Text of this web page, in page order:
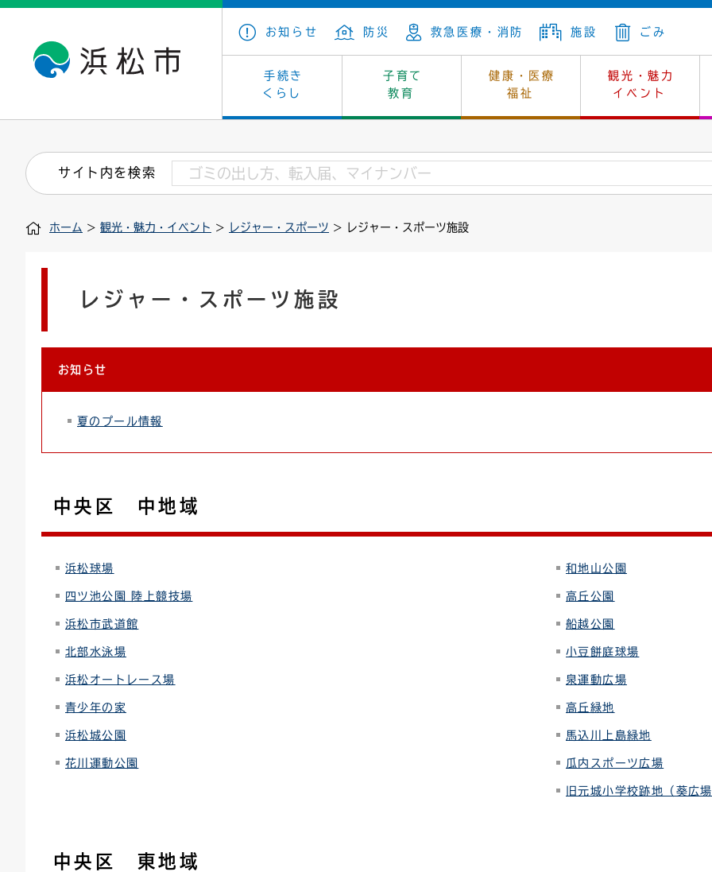
お知らせ 防災 救急医療・消防 施設 ごみ
手続き
くらし
子育て
教育
健康・医療
福祉
観光・魅力
イベント
戸籍・住民の手続き 保険・年金 上下水道
住まい・建築 墓地・斎場 消費生活
税金 法人税
印鑑登録証明書 戸籍謄本・抄本
子育て・青少年・若者 教育 生涯学習
看護専門学校 学級閉鎖 幼稚園一覧
小学校一覧 中学校一覧
健康・医療 福祉 休日当番医
介護保険 保健所
文化・芸術 文化財 レジャー・スポーツ
浜松・浜名湖だいすきネット はじめよう、ハマライフ
産業振興 カーボンニュートラル 土地
発注情報(入札・契約) 福祉・介護 環境対策
募集 雇用・就労
市の概要 庁舎案内 市長の部屋
外郭団体 統計 選挙
職員採用 市有財産
会議 情報公開・個人情報
サイト内を検索
ホーム > 観光・魅力・イベント > レジャー・スポーツ > レジャー・スポーツ施設
レジャー・スポーツ施設
お知らせ
夏のプール情報
中央区 中地域
浜松球場
四ツ池公園 陸上競技場
浜松市武道館
北部水泳場
浜松オートレース場
青少年の家
浜松城公園
花川運動公園
和地山公園
高丘公園
船越公園
小豆餅庭球場
泉運動広場
高丘緑地
馬込川上島緑地
瓜内スポーツ広場
旧元城小学校跡地（葵広
中央区 東地域